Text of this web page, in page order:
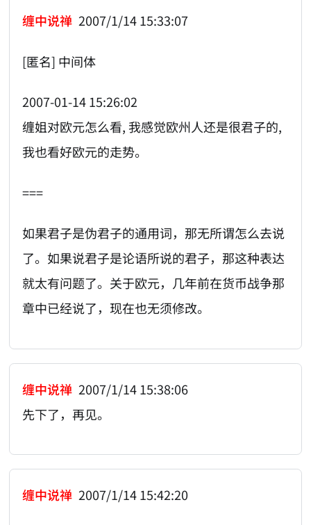
缠中说禅 2007/1/14 15:33:07
[匿名] 中间体
2007-01-14 15:26:02
缠姐对欧元怎么看, 我感觉欧州人还是很君子的,
我也看好欧元的走势。
===
如果君子是伪君子的通用词，那无所谓怎么去说
了。如果说君子是论语所说的君子，那这种表达
就太有问题了。关于欧元，几年前在货币战争那
章中已经说了，现在也无须修改。
缠中说禅 2007/1/14 15:38:06
先下了，再见。
缠中说禅 2007/1/14 15:42:20